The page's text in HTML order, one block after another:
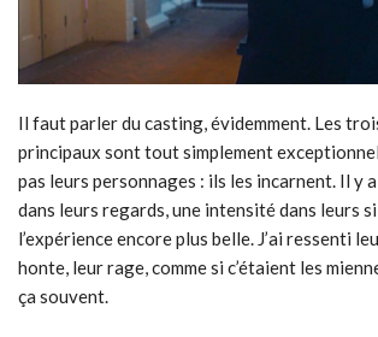
Il faut parler du casting, évidemment. Les
principaux sont tout simplement
pas leurs personnages : ils les incarnent. Il y
dans leurs regards, une intensité dans leurs
l’expérience encore plus belle. J’ai ressenti
honte, leur rage, comme si c’étaient les
ça souvent.